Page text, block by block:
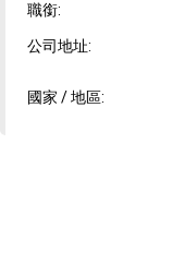
職銜:
公司地址:
國家 / 地區: